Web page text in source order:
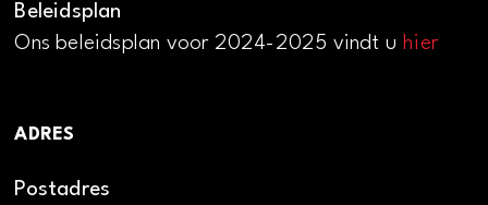
Beleidsplan
Ons beleidsplan voor 2024-2025 vindt uhier
ADRES
Postadres